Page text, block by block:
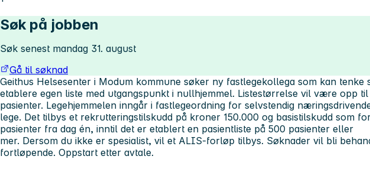
Søk på jobben
Søk senest mandag 31. august
Gå til søknad
Geithus Helsesenter i Modum kommune søker ny fastlegekollega som kan tenke
etablere egen liste med utgangspunkt i nullhjemmel. Listestørrelse vil være opp til
pasienter. Legehjemmelen inngår i fastlegeordning for selvstendig
lege. Det tilbys et rekrutteringstilskudd på kroner 150.000 og basistilskudd som
pasienter fra dag én, inntil det er etablert en pasientliste på 500 pasienter eller
mer. Dersom du ikke er spesialist, vil et ALIS-forløp tilbys. Søknader vil bli
fortløpende. Oppstart etter avtale.